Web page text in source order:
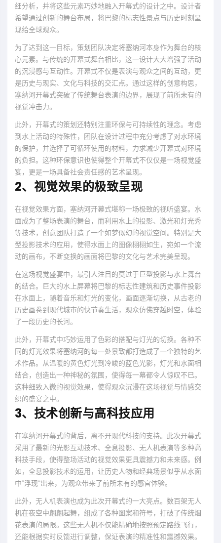
细分析，并将这些元素巧妙地融入开幕式的设计之中。设计者
希望通过创新的舞台布局，将巴黎的标志性景点与历史时刻呈
现给全球观众。
为了达到这一目标，策划团队决定将塞纳河本身作为舞台的核
心元素。与传统的开幕式舞台相比，这一设计大大增强了活动
的沉浸感与互动性。开幕式不仅是表演与观众之间的互动，更
是历史与现实、文化与科技的交汇点。通过这样的创意构思，
塞纳河开幕式突破了传统舞台表演的边界，展现了前所未有的
视觉冲击力。
此外，开幕式的策划还特别注重环保与可持续性的理念。考虑
到水上活动的特殊性，团队在设计过程中充分考虑了对水环境
的保护，并选择了可循环使用的材料，力求减少开幕式对环境
的负担。这种环保意识也使得整个开幕式不仅仅是一场视觉盛
宴，更是一场具备社会责任感的艺术呈现。
2、视觉效果的极致呈现
在视觉效果方面，塞纳河开幕式堪称一场极致的视听盛宴。水
面成为了整场表演的舞台，而利用水上的投影、激光和灯光秀
等技术，创意团队打造了一个如梦似幻的视觉空间。特别是大
型投影技术的应用，使得水面上的图像栩栩如生，宛如一个流
动的画布，不断变换的画面将巴黎的文化与艺术完美呈现。
在这场视觉盛宴中，最引人注目的莫过于巨型投影与水上舞台
的结合。巨大的水上屏幕将巴黎的标志性建筑和历史事件投影
在水面上，随着音乐和灯光的变化，画面逐渐切换，从古老的
历史画卷到现代城市的快节奏生活，观众仿佛穿越时空，体验
了一段历史的长河。
此外，开幕式中巧妙运用了色彩的搭配与灯光的切换。各种不
同的灯光效果将塞纳河的每一处景致都打造成了一个独特的艺
术作品。从温暖的黄色灯光到冷峻的蓝色光影，灯光和水面相
结合，创造出一种神秘的氛围，使得每一幕都令人惊叹不已。
这种细致入微的视觉效果，使得观众沉浸在这场视觉与情感交
织的盛宴之中。
3、技术创新与高科技应用
在塞纳河开幕式的背后，离不开现代科技的支持。此次开幕式
采用了最新的光影互动技术、全息投影、无人机表演等多种高
科技手段，使得整场活动的视觉效果更具震撼力和未来感。例
如，全息投影技术的运用，让历史人物和经典场景似乎从水面
中“浮现”出来，为观众带来了前所未有的感官体验。
此外，无人机表演也成为此次开幕式的一大亮点。数百架无人
机在夜空中翩翩起舞，组成了各种图案和符号，打破了传统烟
花表演的局限。这些无人机不仅能精确地按照预定路线飞行，
还能根据实时反馈进行调整，保证表演的精准性和震撼效果。